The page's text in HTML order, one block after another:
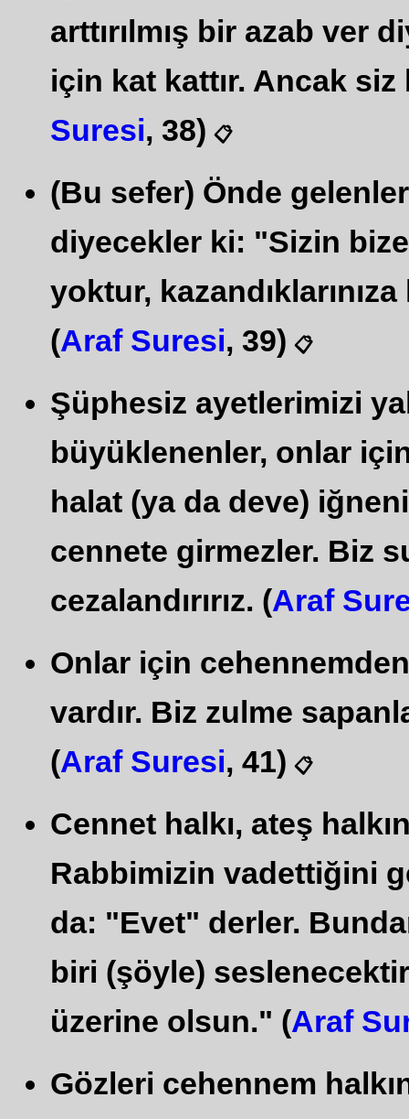
arttırılmış bir azab ver
için kat kattır. Ancak
Suresi, 38) 📋
(Bu sefer) Önde
diyecekler ki: "Sizin
yoktur,
(Araf Suresi, 39) 📋
Şüphesiz ayetlerimizi
büyüklenenler, onlar
halat (ya da deve)
cennete girmezler. Biz
cezalandırırız. (Araf
Onlar için
vardır. Biz zulme
(Araf Suresi, 41) 📋
Cennet halkı, ateş
Rabbimizin vadettiğini
da: "Evet" derler.
biri (şöyle)
üzerine olsun." (Araf
Gözleri cehennem